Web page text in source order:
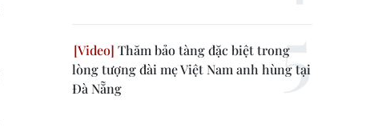
Thăm bảo tàng đặc biệt trong
lòng tượng đài mẹ Việt Nam anh hùng tại
Đà Nẵng